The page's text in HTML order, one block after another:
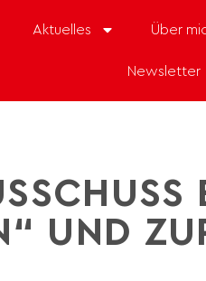
Aktuelles Über
Newsletter
UND